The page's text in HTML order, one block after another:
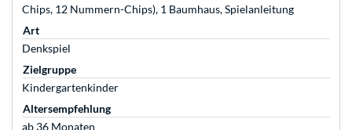
Chips, 12 Nummern-Chips), 1 Baumhaus, Spielanleitung
Art
Denkspiel
Zielgruppe
Kindergartenkinder
Altersempfehlung
ab 36 Monaten